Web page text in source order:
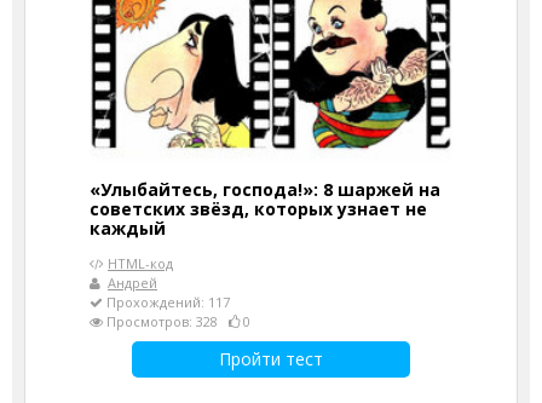
«Улыбайтесь, господа!»: 8 шаржей на
советских звёзд, которых узнает не
каждый
HTML-код
Андрей
Прохождений: 117
Просмотров: 328
0
Пройти тест